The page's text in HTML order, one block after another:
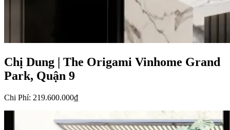
Chị Dung | The Origami Vinhome Grand
Park, Quận 9
Chi Phí: 219.600.000₫